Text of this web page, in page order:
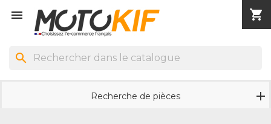
 shopping_cart
search
Recherche de pièces